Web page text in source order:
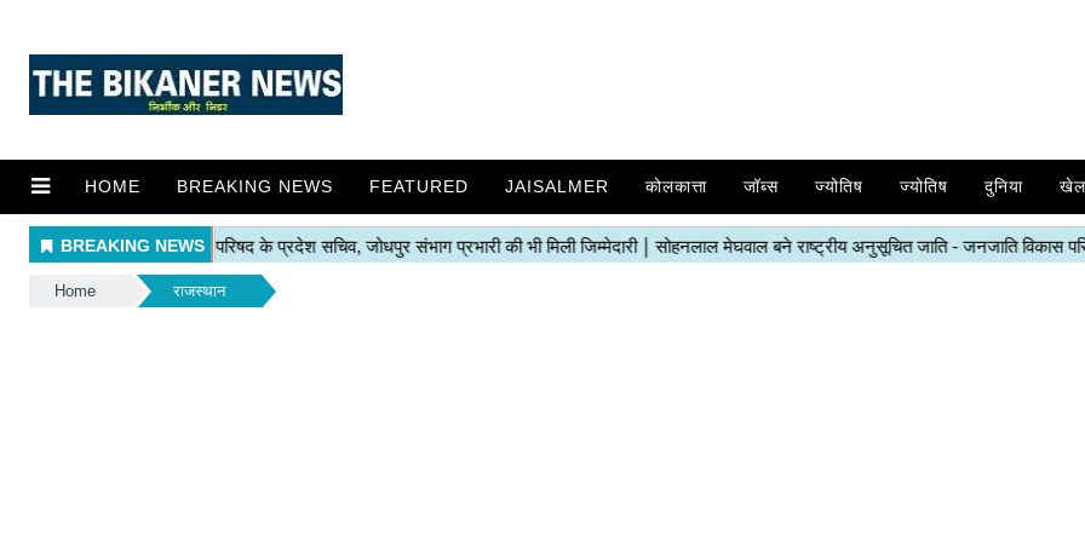
HOME BREAKING NEWS FEATURED JAISALMER कोलकात्ता जॉब्स ज्योतिष ज्योतिष दुनिया खेल
Home राजस्थान